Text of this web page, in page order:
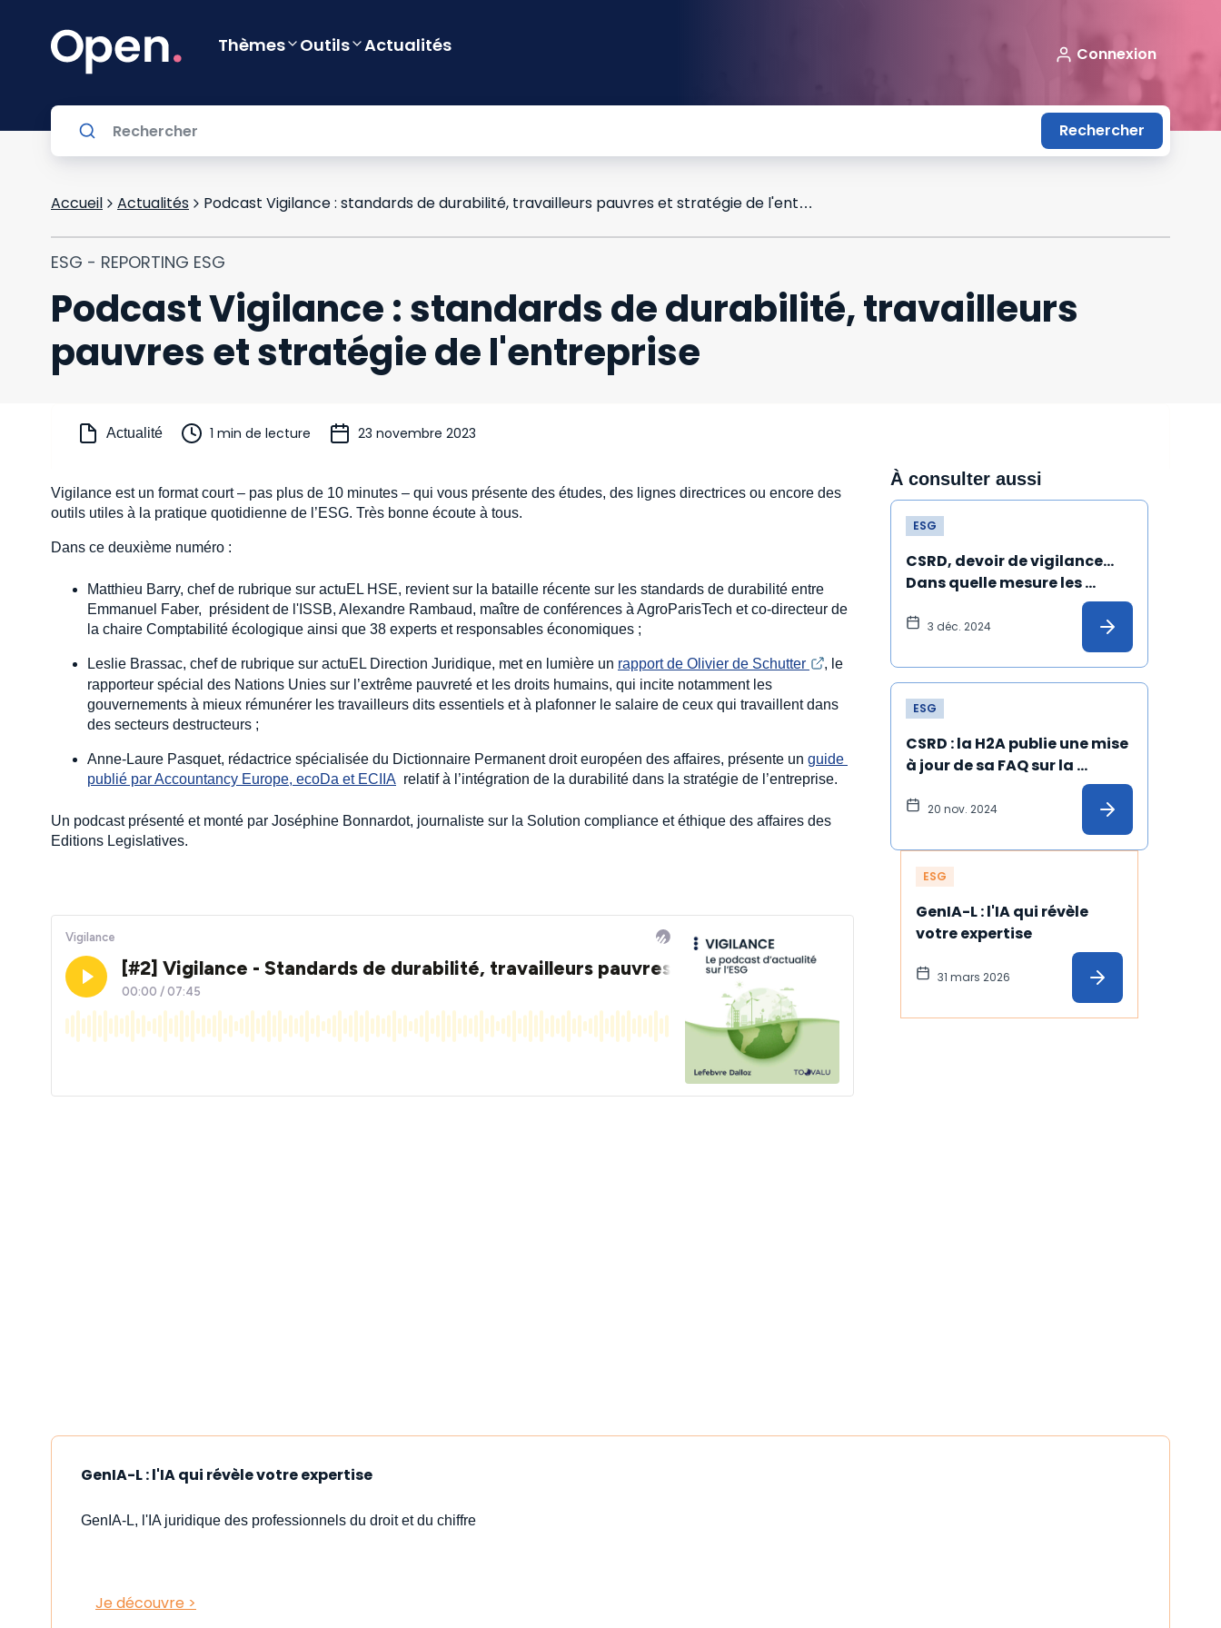
Thèmes Outils Actualités Connexion
Rechercher
Accueil Actualités Podcast Vigilance : standards de durabilité, travailleurs pauvres et stratégie de l'entreprise
ESG - REPORTING ESG
Podcast Vigilance : standards de durabilité, travailleurs
pauvres et stratégie de l'entreprise
Actualité 1 min de lecture 23 novembre 2023
Vigilance est un format court – pas plus de 10 minutes – qui vous présente des études, des lignes directrices ou encore des
outils utiles à la pratique quotidienne de l’ESG. Très bonne écoute à tous.
Dans ce deuxième numéro :
Matthieu Barry, chef de rubrique sur actuEL HSE, revient sur la bataille récente sur les standards de durabilité entre
Emmanuel Faber, président de l'ISSB, Alexandre Rambaud, maître de conférences à AgroParisTech et co-directeur de
la chaire Comptabilité écologique ainsi que 38 experts et responsables économiques ;
Leslie Brassac, chef de rubrique sur actuEL Direction Juridique, met en lumière un rapport de Olivier de Schutter
, le
rapporteur spécial des Nations Unies sur l’extrême pauvreté et les droits humains, qui incite notamment les
gouvernements à mieux rémunérer les travailleurs dits essentiels et à plafonner le salaire de ceux qui travaillent dans
des secteurs destructeurs ;
Anne-Laure Pasquet, rédactrice spécialisée du Dictionnaire Permanent droit européen des affaires, présente un guide
publié par Accountancy Europe, ecoDa et ECIIA relatif à l’intégration de la durabilité dans la stratégie de l’entreprise.
Un podcast présenté et monté par Joséphine Bonnardot, journaliste sur la Solution compliance et éthique des affaires des
Editions Legislatives.
À consulter aussi
ESG
CSRD, devoir de vigilance…
Dans quelle mesure les
piliers européens de l’ESG
peuvent-ils être rabotés ?
3 déc. 2024
ESG
CSRD : la H2A publie une mise
à jour de sa FAQ sur la
mission de certification
20 nov. 2024
ESG
GenIA-L : l'IA qui révèle
votre expertise
31 mars 2026
GenIA-L : l'IA qui révèle votre expertise
GenIA-L, l'IA juridique des professionnels du droit et du chiffre
Je découvre >